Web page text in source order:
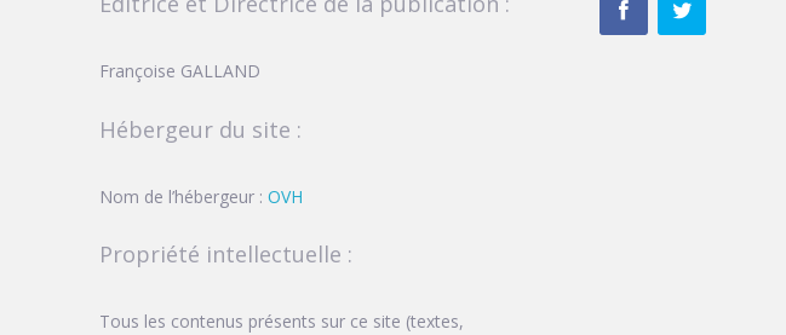
Françoise GALLAND
Hébergeur du site :
Nom de l’hébergeur : OVH
Propriété intellectuelle :
Tous les contenus présents sur ce site (textes,